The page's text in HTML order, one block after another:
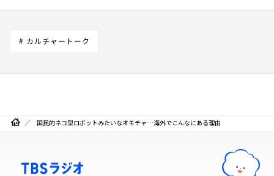
# カルチャートーク
国民的ネコ型ロボットみたいなオモチャ…海外でこんなにある理由